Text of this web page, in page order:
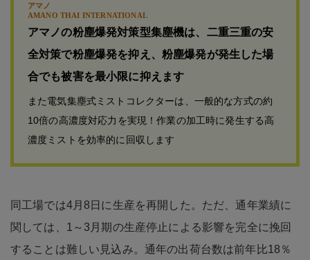
アマノ
AMANO THAI INTERNATIONAL
アマノの粉塵爆発対策型集塵機は、二重三重の安
全対策で粉塵爆発を抑え、粉塵爆発が発生した場
合でも被害を最小限に抑えます
また電気集塵式ミストコレクターは、一般的な方式の約
10倍の高濃度対応力を実現！作業の加工時に発生する高
濃度ミストを効率的に回収します
同工場では4月8日に生産を再開した。ただ、通年業績に
関しては、1～3月期の生産停止による影響を完全に挽回
することは難しい見込み。通年の出荷台数は前年比18％